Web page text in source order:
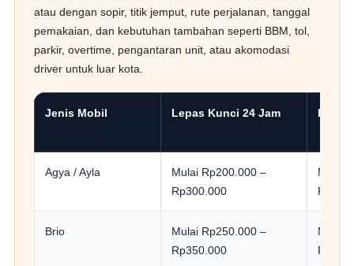
atau dengan sopir, titik jemput, rute perjalanan, tanggal
pemakaian, dan kebutuhan tambahan seperti BBM, tol,
parkir, overtime, pengantaran unit, atau akomodasi
driver untuk luar kota.
Jenis Mobil Lepas Kunci 24 Jam
Agya / Ayla
Mulai Rp200.000 –
Rp300.000
Mulai
Brio
Mulai Rp250.000 –
Rp350.000
Mulai